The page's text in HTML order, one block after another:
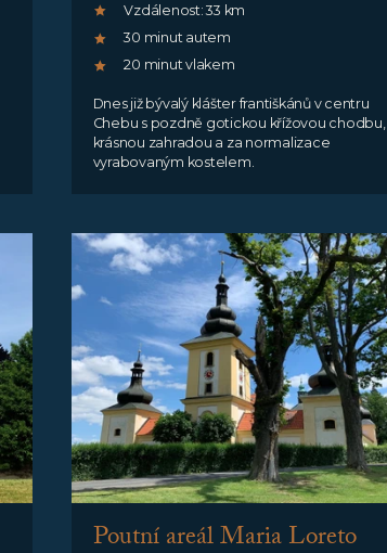
Vzdálenost: 33 km
30 minut autem
20 minut vlakem
Dnes již bývalý klášter františkánů v centru
Chebu s pozdně gotickou křížovou chodbu,
krásnou zahradou a za normalizace
vyrabovaným kostelem.
Poutní areál Maria Loreto